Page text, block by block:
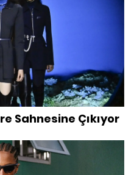
Sahnesine Çıkıyor